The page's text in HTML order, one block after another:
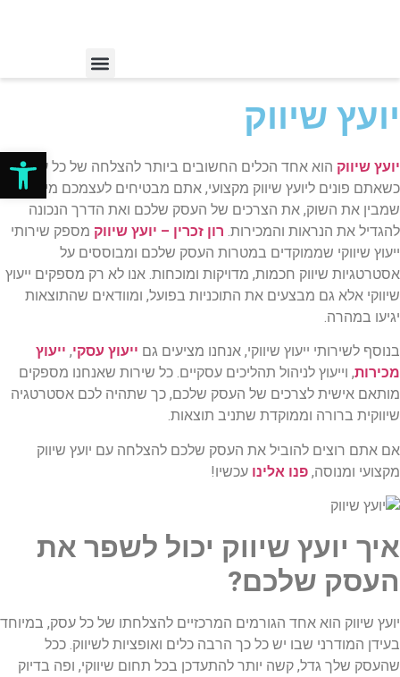
יועץ שיווק
יועץ שיווק הוא אחד הכלים החשובים ביותר להצלחה של כל עסק.
כשאתם פונים ליועץ שיווק מקצועי, אתם מבטיחים לעצמכם מישהו
שמבין את השוק, את הצרכים של העסק שלכם ואת הדרך הנכונה
להגדיל את הנראות והמכירות. רון זכרין – יועץ שיווק מספק שירותי
ייעוץ שיווקי שממוקדים במטרות העסק שלכם ומבוססים על
אסטרטגיות שיווק חכמות, מדויקות ומוכחות. אנו לא רק מספקים ייעוץ
שיווקי אלא גם מבצעים את התוכניות בפועל, ומוודאים שהתוצאות
יגיעו במהרה.
בנוסף לשירותי ייעוץ שיווקי, אנחנו מציעים גם ייעוץ עסקי, ייעוץ
מכירות, וייעוץ לניהול תהליכים עסקיים. כל שירות שאנחנו מספקים
מותאם אישית לצרכים של העסק שלכם, כך שתהיה לכם אסטרטגיה
שיווקית ברורה וממוקדת שתניב תוצאות.
אם אתם רוצים להוביל את העסק שלכם להצלחה עם יועץ שיווק
מקצועי ומנוסה, פנו אלינו עכשיו!
איך יועץ שיווק יכול לשפר את
העסק שלכם?
יועץ שיווק הוא אחד הגורמים המרכזיים להצלחתו של כל עסק, במיוחד
בעידן המודרני שבו יש כל כך הרבה כלים ואופציות לשיווק. ככל
שהעסק שלך גדל, קשה יותר להתעדכן בכל תחום שיווקי, ופה בדיוק
פתח